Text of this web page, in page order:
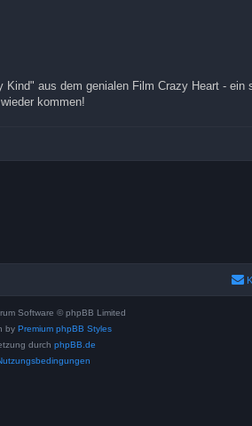
aus dem genialen Film Crazy Heart - ein
kommen!
Software © phpBB Limited
by Premium phpBB Styles
durch phpBB.de